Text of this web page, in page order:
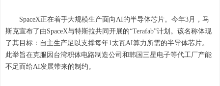
SpaceX正在着手大规模生产面向AI的半导体芯片。今年3月，马
斯克宣布了由SpaceX与特斯拉共同开展的“Terafab”计划。该名称体现
了其目标：自主生产足以支撑每年1太瓦AI算力所需的半导体芯片。
此举旨在克服因台湾积体电路制造公司和韩国三星电子等代工厂产能
不足而给AI发展带来的制约。